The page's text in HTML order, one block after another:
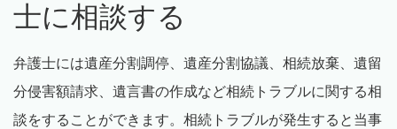
士に相談する
弁護士には遺産分割調停、遺産分割協議、相続放棄、遺留
分侵害額請求、遺言書の作成など相続トラブルに関する相
談をすることができます。相続トラブルが発生すると当事